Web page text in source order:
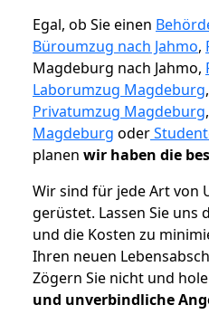
Egal, ob Sie einen
Büroumzug nach Jahmo,
Magdeburg nach Jahmo,
Laborumzug Magdeburg,
Privatumzug Magdeburg,
Magdeburg oder
planen wir haben die
Wir sind für jede Art von
gerüstet. Lassen Sie uns
und die Kosten zu
Ihren neuen
Zögern Sie nicht und
und unverbindliche